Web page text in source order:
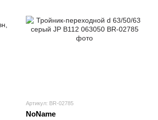
Артикул: BR-02785
NoName